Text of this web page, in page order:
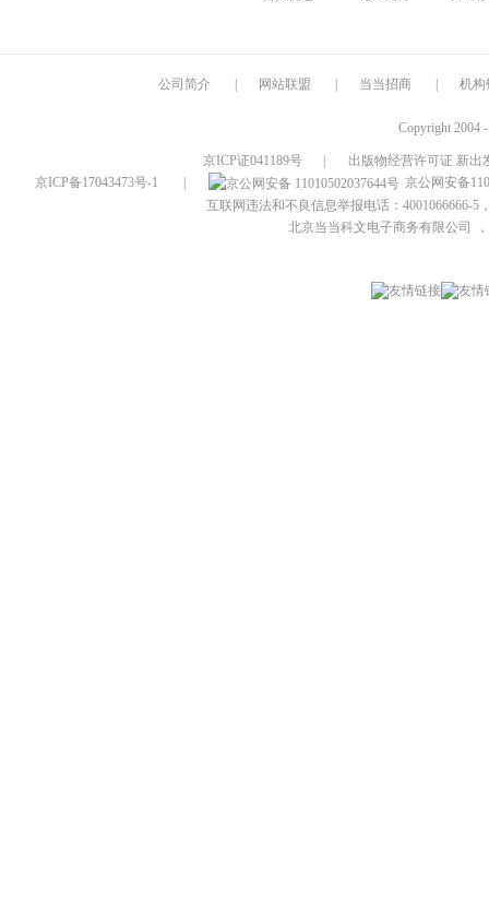
公司简介 网站联盟 当当招商 机构
Copyright 2004
京ICP证041189号
出版物经营许可证 新出
京ICP备17043473号-1
京公网安备
互联网违法和不良信息举报电话：4001066666-5
北京当当科文电子商务有限公司